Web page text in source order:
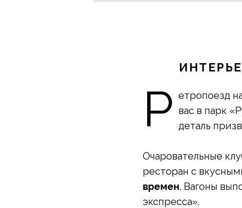
Р етропоезд
вас в парк
деталь
Очаровательные
ресторан с
времен. Вагоны
экспресса».